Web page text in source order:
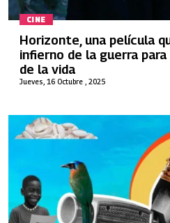
CINE
Jueves, 16 Octubre , 2025
Horizonte, una película
infierno de la guerra
de la vida